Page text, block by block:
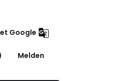
Google
Melden